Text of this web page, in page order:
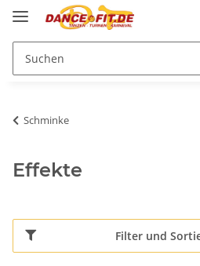
Schminke
Effekte
Filter und